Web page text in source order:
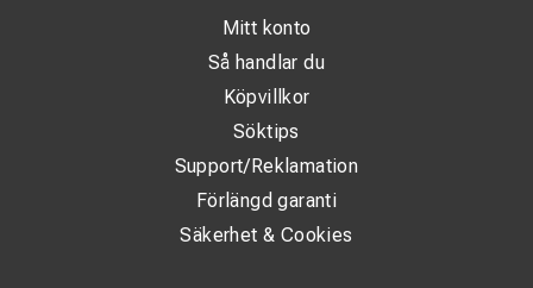
Mitt konto
Så handlar du
Köpvillkor
Söktips
Support/Reklamation
Förlängd garanti
Säkerhet & Cookies